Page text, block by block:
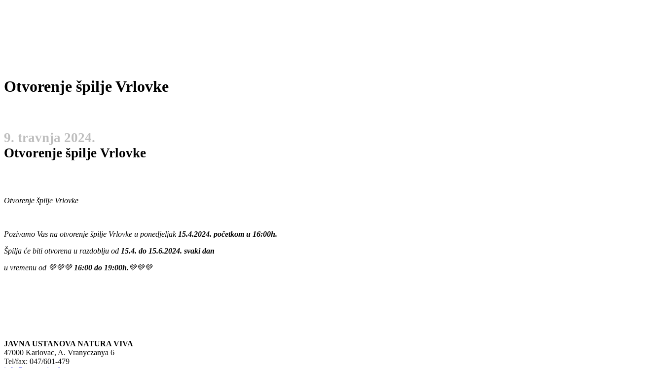
Otvorenje špilje Vrlovke
9. travnja 2024.
Otvorenje špilje Vrlovke
Otvorenje špilje Vrlovke
Pozivamo Vas na otvorenje špilje Vrlovke u ponedjeljak15.4.2024. početkom u 16:00h.
Špilja će biti otvorena u razdoblju od 15.4. do 15.6.2024. svaki dan
u vremenu od 💚💚💚16:00 do 19:00h.💚💚💚
JAVNA USTANOVA NATURA VIVA
47000 Karlovac, A. Vranyczanya 6
Tel/fax: 047/601-479